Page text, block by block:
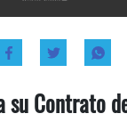
su Contrato